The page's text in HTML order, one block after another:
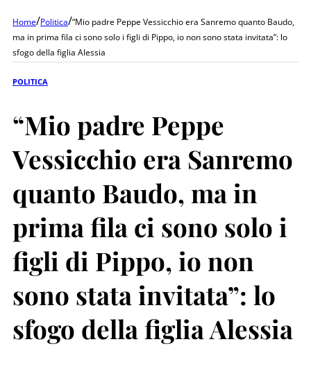
Home/Politica/“Mio padre Peppe Vessicchio era Sanremo quanto Baudo,
ma in prima fila ci sono solo i figli di Pippo, io non sono stata invitata”: lo
sfogo della figlia Alessia
POLITICA
“Mio padre Peppe
Vessicchio era Sanremo
quanto Baudo, ma in
prima fila ci sono solo i
figli di Pippo, io non
sono stata invitata”: lo
sfogo della figlia Alessia